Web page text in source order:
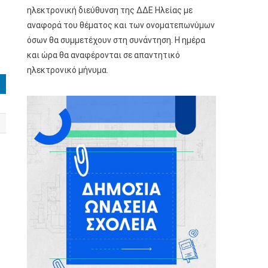
ηλεκτρονική διεύθυνση της ΔΔΕ Ηλείας με
αναφορά του θέματος και των ονοματεπωνύμων
όσων θα συμμετέχουν στη συνάντηση. Η ημέρα
και ώρα θα αναφέρονται σε απαντητικό
ηλεκτρονικό μήνυμα.